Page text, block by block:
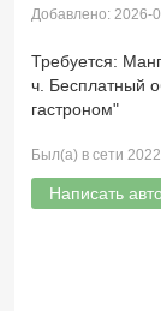
Добавлено: 2026-
Требуется:
ч. Бесплатный
гастроном"
Был(а) в сети
Написать